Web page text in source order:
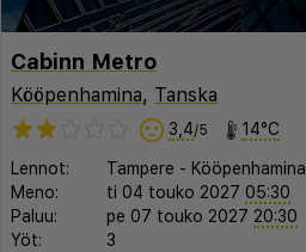
Cabinn Metro
Kööpenhamina, Tanska
3,4/5 14°C
Lennot: Tampere - Kööpenhamina
Meno:
ti 04 touko 2027 05:30
Paluu:
pe 07 touko 2027 20:30
Yöt:
3